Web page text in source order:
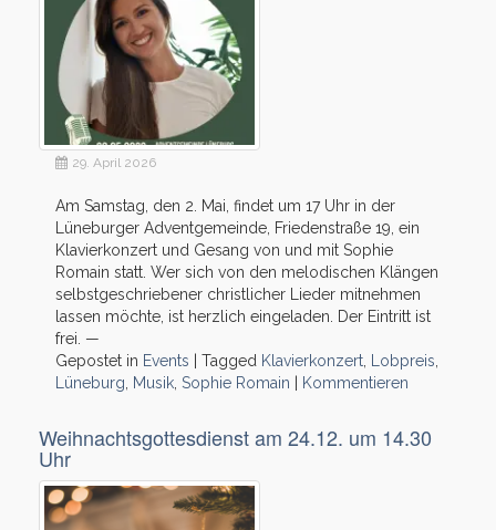
29. April 2026
Am Samstag, den 2. Mai, findet um 17 Uhr in der
Lüneburger Adventgemeinde, Friedenstraße 19, ein
Klavierkonzert und Gesang von und mit Sophie
Romain statt. Wer sich von den melodischen Klängen
selbstgeschriebener christlicher Lieder mitnehmen
lassen möchte, ist herzlich eingeladen. Der Eintritt ist
frei. —
Gepostet in Events Tagged Klavierkonzert Lobpreis
Lüneburg
Musik Sophie Romain Kommentieren
Weihnachtsgottesdienst am 24.12. um 14.30
Uhr